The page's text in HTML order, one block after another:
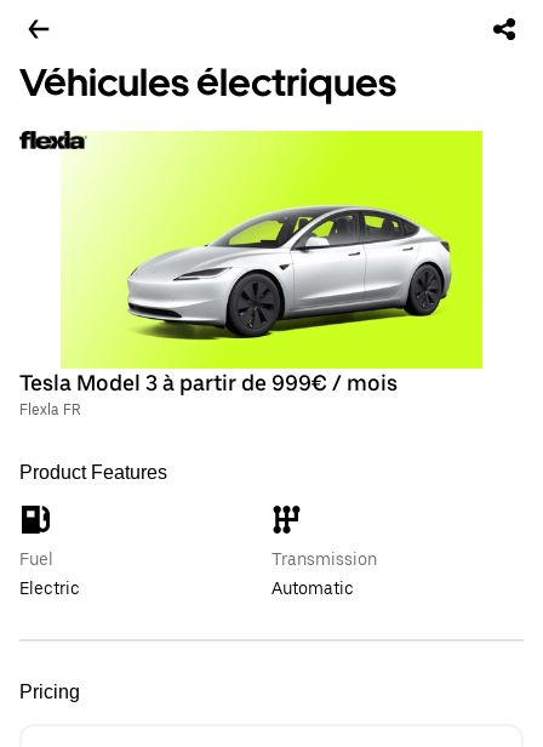
Véhicules électriques
Tesla Model 3 à partir de 999€ / mois
Flexla FR
Product Features
Fuel
Electric
Transmission
Automatic
Pricing